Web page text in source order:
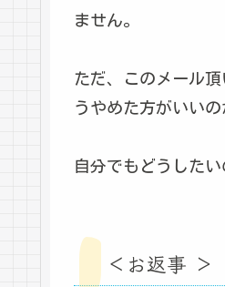
ません。
ただ、このメール
うやめた方がいい
自分でもどうした
＜お返事 ＞